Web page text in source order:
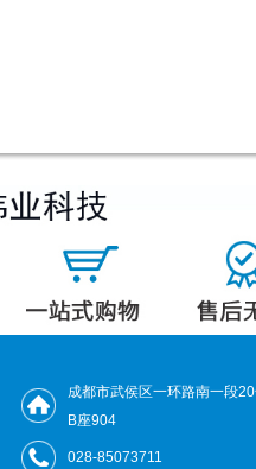
成都市武侯区一环路南一段
B座904
028-85073711